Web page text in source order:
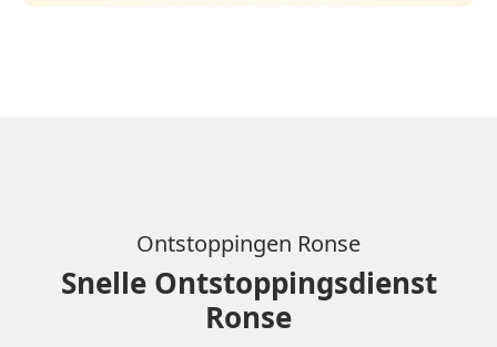
Ontstoppingen Ronse
Snelle Ontstoppingsdienst
Ronse